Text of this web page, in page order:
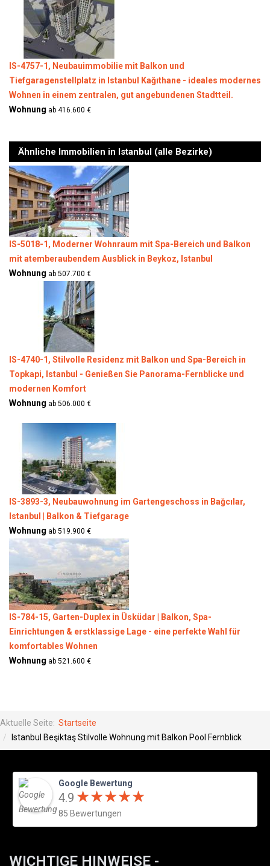
IS-4757-1, Neubauimmobilie mit Balkon und
Tiefgaragenstellplatz in Istanbul Kağıthane - ideales modernes
Wohnen in einem zentralen, gut angebundenen Stadtteil.
Wohnung ab 416.600 €
Ähnliche Immobilien in Istanbul (alle Bezirke)
IS-5018-1, Moderner Wohnraum mit Spa-Bereich und Balkon
mit atemberaubendem Ausblick in Beykoz, Istanbul
Wohnung ab 507.700 €
IS-4740-1, Stilvolle Residenz mit Balkon und Spa-Bereich in
Topkapi, Istanbul - Genießen Sie Panorama-Fernblicke und
modernen Komfort
Wohnung ab 506.000 €
IS-3893-3, Neubauwohnung im Gartengeschoss in Bağcılar,
Istanbul | Balkon & Tiefgarage
Wohnung ab 519.900 €
IS-784-15, Garten-Duplex in Üsküdar | Balkon, Spa-
Einrichtungen & erstklassige Lage - eine perfekte Wahl für
komfortables Wohnen
Wohnung ab 521.600 €
Aktuelle Seite: Startseite
Istanbul Beşiktaş Stilvolle Wohnung mit Balkon Pool Fernblick
Google Bewertung
4.9 ★★★★★
★★★★★
85 Bewertungen
WICHTIGE HINWEISE -